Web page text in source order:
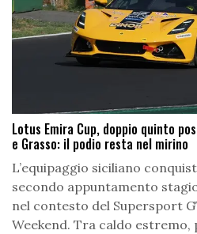
Lotus Emira Cup, doppio quinto
e Grasso: il podio resta nel mirino
L’equipaggio siciliano
secondo appuntamento
nel contesto del Supersport
Weekend. Tra caldo estremo,